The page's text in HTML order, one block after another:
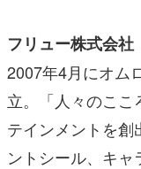
フリュー株式会社
2007年4月にオム
立。「人々のここ
テインメントを創
ントシール、キャ